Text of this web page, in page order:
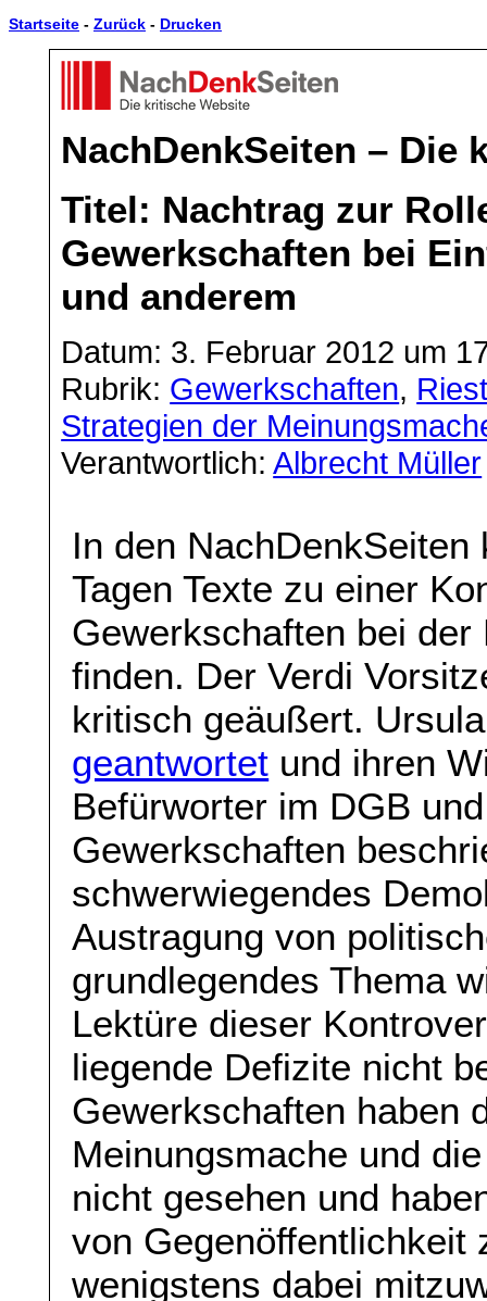
Startseite - Zurück - Drucken
NachDenkSeiten – Die
Titel: Nachtrag zur
Gewerkschaften bei
und anderem
Datum: 3. Februar 2012 um
Rubrik: Gewerkschaften,
Strategien der
Verantwortlich:Albrecht Müller
In den
Tagen Texte zu einer
Gewerkschaften bei
finden. Der Verdi
kritisch geäußert.
geantwortet und ihren
Befürworter im DGB
Gewerkschaften
schwerwiegendes
Austragung von
grundlegendes Thema
Lektüre dieser
liegende Defizite nicht
Gewerkschaften haben
Meinungsmache und
nicht gesehen und
von Gegenöffentlichkeit
wenigstens dabei